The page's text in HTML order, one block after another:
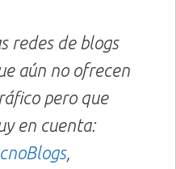
redes de blogs
aún no ofrecen
pero que
en cuenta:
,